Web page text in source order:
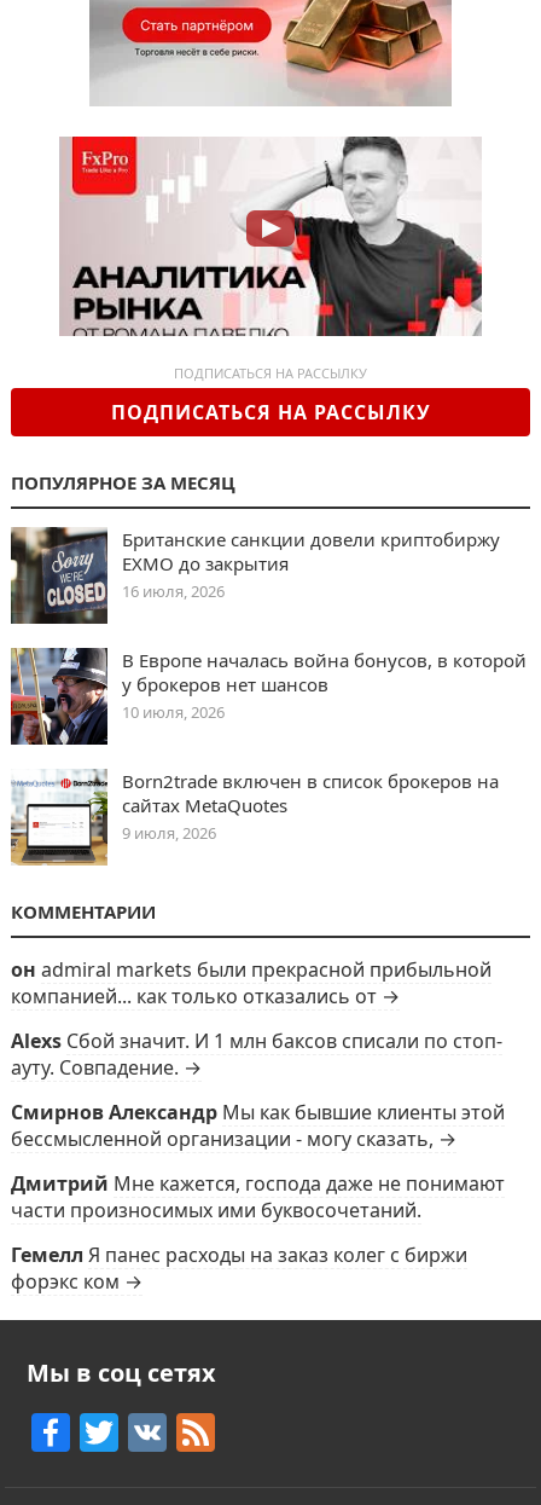
ПОДПИСАТЬСЯ НА РАССЫЛКУ
ПОДПИСАТЬСЯ НА РАССЫЛКУ
ПОПУЛЯРНОЕ ЗА МЕСЯЦ
Британские санкции довели криптобиржу
EXMO до закрытия
16 июля, 2026
В Европе началась война бонусов, в которой
у брокеров нет шансов
10 июля, 2026
Born2trade включен в список брокеров на
сайтах MetaQuotes
9 июля, 2026
КОММЕНТАРИИ
он admiral markets были прекрасной прибыльной
компанией... как только отказались от →
Alexs Сбой значит. И 1 млн баксов списали по стоп-
ауту. Совпадение. →
Смирнов Александр Мы как бывшие клиенты этой
бессмысленной организации - могу сказать, →
Дмитрий Мне кажется, господа даже не понимают
части произносимых ими буквосочетаний.
Гемелл Я панес расходы на заказ колег с биржи
форэкс ком →
Мы в соц сетях
F T V F